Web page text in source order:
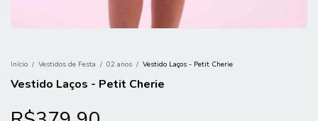
Início / Vestidos de Festa / 02 anos / Vestido Laços - Petit Cherie
Vestido Laços - Petit Cherie